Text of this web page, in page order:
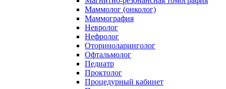
Маммолог (онколог)
Маммография
Невролог
Нефролог
Оториноларинголог
Офтальмолог
Педиатр
Проктолог
Процедурный кабинет